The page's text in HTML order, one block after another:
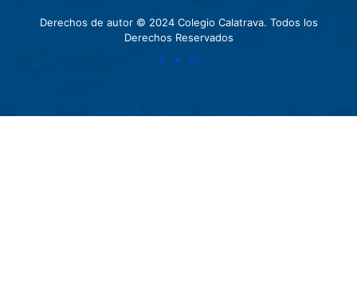
Derechos de autor © 2024 Colegio Calatrava. Todos los
Derechos Reservados